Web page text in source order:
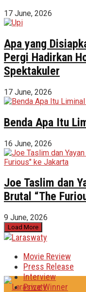
17 June, 2026
Apa yang
Pergi Hadirkan
Spektakuler
17 June, 2026
Benda Apa Itu
16 June, 2026
Joe Taslim dan
Brutal “The
9 June, 2026
Load More
Movie Review
Press Release
Interview
Prize Winner